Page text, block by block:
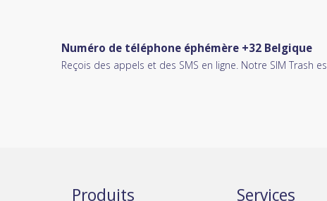
Numéro de téléphone éphémère +32 Belgique
Reçois des appels et des SMS en ligne. Notre SIM
Produits Services